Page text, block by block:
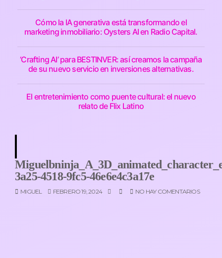
Cómo la IA generativa está transformando el
marketing inmobiliario: Oysters AI en Radio Capital.
‘Crafting AI’ para BESTINVER: así creamos la campaña
de su nuevo servicio en inversiones alternativas.
El entretenimiento como puente cultural: el nuevo
relato de Flix Latino
3a25-4518-9fc5-46e6e4c3a17e
MIGUEL FEBRERO 19, 2024 NO HAY COMENTARIOS